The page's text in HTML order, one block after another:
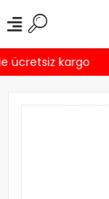
ücretsiz kargo